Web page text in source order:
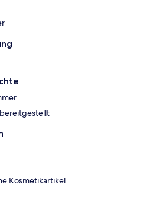
Kosmetikartikel